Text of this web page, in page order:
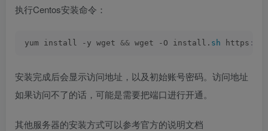
执行Centos安装命令：
yum install -y wget && wget -O install. sh https ://
安装完成后会显示访问地址，以及初始账号密码。访问地址
如果访问不了的话，可能是需要把端口进行开通。
其他服务器的安装方式可以参考官方的说明文档